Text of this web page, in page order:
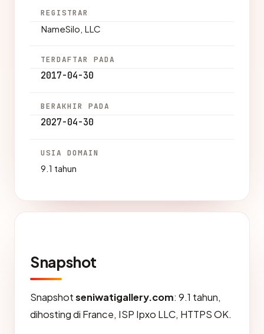
REGISTRAR
NameSilo, LLC
TERDAFTAR PADA
2017-04-30
BERAKHIR PADA
2027-04-30
USIA DOMAIN
9.1 tahun
Snapshot
Snapshotseniwatigallery.com: 9.1 tahun,
dihosting di France, ISP Ipxo LLC, HTTPS OK.